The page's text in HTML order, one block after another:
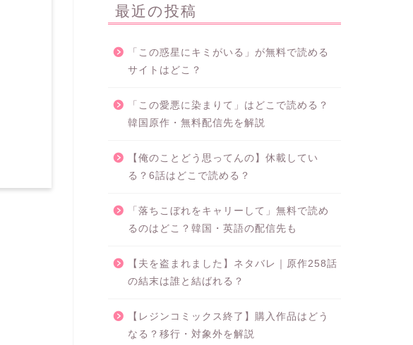
最近の投稿
「この惑星にキミがいる」が無料で読める
サイトはどこ？
「この愛悪に染まりて」はどこで読める？
韓国原作・無料配信先を解説
【俺のことどう思ってんの】休載してい
る？6話はどこで読める？
「落ちこぼれをキャリーして」無料で読め
るのはどこ？韓国・英語の配信先も
【夫を盗まれました】ネタバレ｜原作258話
の結末は誰と結ばれる？
【レジンコミックス終了】購入作品はどう
なる？移行・対象外を解説